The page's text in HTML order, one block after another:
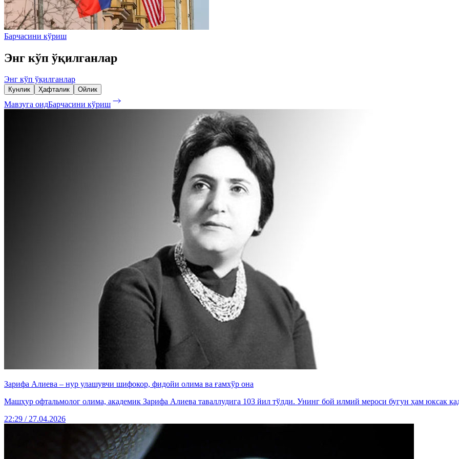
Барчасини кўриш
Энг кўп ўқилганлар
Энг кўп ўқилганлар
Кунлик Ҳафталик Ойлик
Мавзуга оидБарчасини кўриш
Зарифа Алиева – нур улашувчи шифокор, фидойи олима ва ғамхўр она
Машҳур офтальмолог олима, академик Зарифа Алиева таваллудига 103 йил тўлди. Унинг бой илмий мероси бугун ҳам юксак
22:29 / 27.04.2026